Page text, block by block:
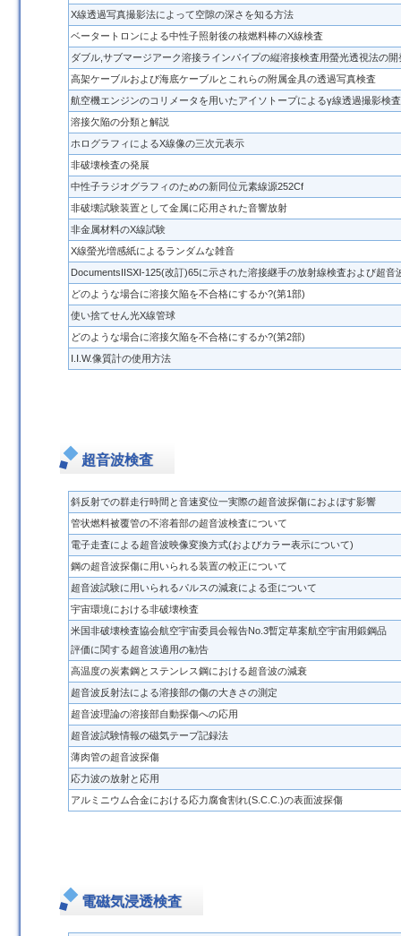
X線透過写真撮影法によって空隙の深さを知る方法
ベータートロンによる中性子照射後の核燃料棒のX線検査
ダブル,サブマージアーク溶接ラインパイプの縦溶接検査用螢光透視法の開
高架ケーブルおよび海底ケーブルとこれらの附属金具の透過写真検査
航空機エンジンのコリメータを用いたアイソトープによるγ線透過撮影検査
溶接欠陥の分類と解説
ホログラフィによるX線像の三次元表示
非破壊検査の発展
中性子ラジオグラフィのための新同位元素線源252Cf
非破壊試験装置として金属に応用された音響放射
非金属材料のX線試験
X線螢光増感紙によるランダムな雑音
DocumentsIISⅪ-125(改訂)65に示された溶接継手の放射線検査および超音
どのような場合に溶接欠陥を不合格にするか?(第1部)
使い捨てせん光X線管球
どのような場合に溶接欠陥を不合格にするか?(第2部)
Ⅰ.Ⅰ.W.像質計の使用方法
超音波検査
斜反射での群走行時間と音速変位一実際の超音波探傷におよぼす影響
管状燃料被覆管の不溶着部の超音波検査について
電子走査による超音波映像変換方式(およびカラー表示について)
鋼の超音波探傷に用いられる装置の較正について
超音波試験に用いられるパルスの減衰による歪について
宇宙環境における非破壊検査
米国非破壊検査協会航空宇宙委員会報告No.3暫定草案航空宇宙用鍛鋼品
評価に関する超音波適用の勧告
高温度の炭素鋼とステンレス鋼における超音波の減衰
超音波反射法による溶接部の傷の大きさの測定
超音波理論の溶接部自動探傷への応用
超音波試験情報の磁気テープ記録法
薄肉管の超音波探傷
応力波の放射と応用
アルミニウム合金における応力腐食割れ(S.C.C.)の表面波探傷
電磁気浸透検査